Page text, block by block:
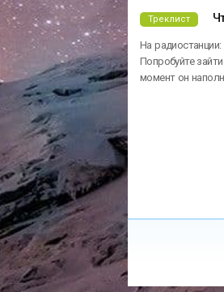
Треклист
На
Попробуйте
момент он